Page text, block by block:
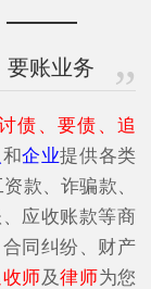
要账业务
债、要债、追
和企业提供各类
款、诈骗款、
应收账款等商
同纠纷、财产
师及律师为您